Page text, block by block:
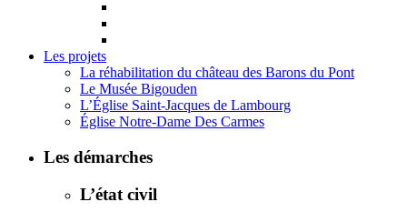
Les projets
La réhabilitation du château des Barons du Pont
Le Musée Bigouden
L’Église Saint-Jacques de Lambourg
Église Notre-Dame Des Carmes
Les démarches
L’état civil